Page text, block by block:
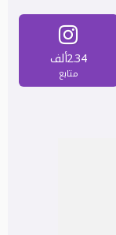
2.34ألف
متابع